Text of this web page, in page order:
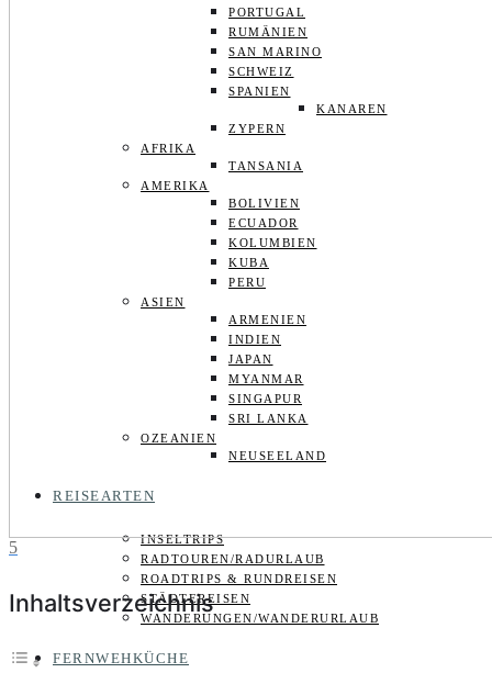
PORTUGAL
RUMÄNIEN
SAN MARINO
SCHWEIZ
SPANIEN
KANAREN
ZYPERN
AFRIKA
TANSANIA
AMERIKA
BOLIVIEN
ECUADOR
KOLUMBIEN
KUBA
PERU
ASIEN
ARMENIEN
INDIEN
JAPAN
MYANMAR
SINGAPUR
SRI LANKA
OZEANIEN
NEUSEELAND
REISEARTEN
INSELTRIPS
RADTOUREN/RADURLAUB
ROADTRIPS & RUNDREISEN
STÄDTEREISEN
WANDERUNGEN/WANDERURLAUB
FERNWEHKÜCHE
5
Inhaltsverzeichnis